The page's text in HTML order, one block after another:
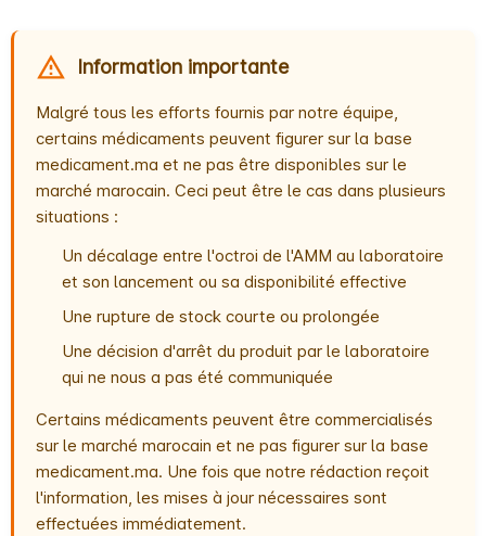
Information importante
Malgré tous les efforts fournis par notre équipe,
certains médicaments peuvent figurer sur la base
medicament.ma et ne pas être disponibles sur le
marché marocain. Ceci peut être le cas dans plusieurs
situations :
Un décalage entre l'octroi de l'AMM au laboratoire
et son lancement ou sa disponibilité effective
Une rupture de stock courte ou prolongée
Une décision d'arrêt du produit par le laboratoire
qui ne nous a pas été communiquée
Certains médicaments peuvent être commercialisés
sur le marché marocain et ne pas figurer sur la base
medicament.ma. Une fois que notre rédaction reçoit
l'information, les mises à jour nécessaires sont
effectuées immédiatement.